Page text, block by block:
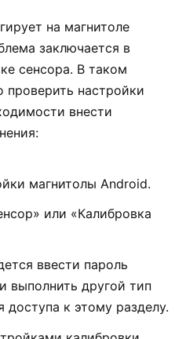
на магнитоле
заключается в
сенсора. В таком
проверить настройки
внести
магнитолы Android.
или «Калибровка
ввести пароль
выполнить другой тип
доступа к этому разделу.